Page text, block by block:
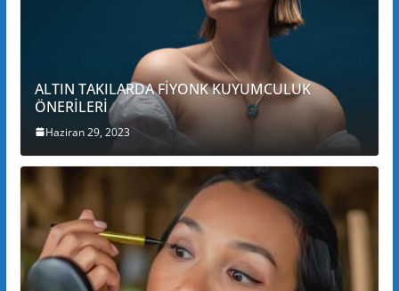
ALTIN TAKILARDA FİYONK KUYUMCULUK
ÖNERİLERİ
Haziran 29, 2023